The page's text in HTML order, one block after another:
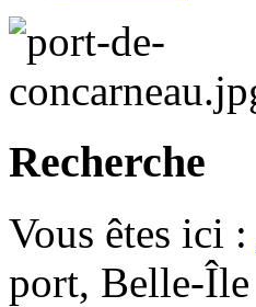
Recherche
Vous êtes ici :
port, Belle-Île